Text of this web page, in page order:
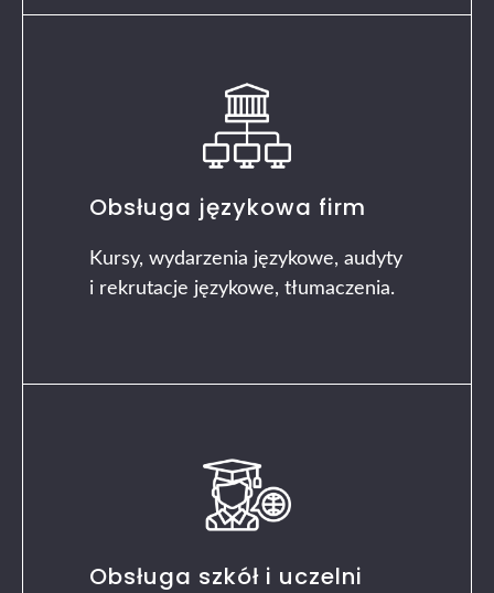
Obsługa językowa firm
Kursy, wydarzenia językowe, audyty
i rekrutacje językowe, tłumaczenia.
Obsługa szkół i uczelni